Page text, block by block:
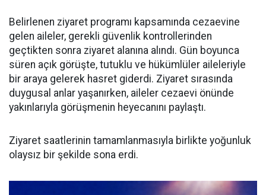
​Belirlenen ziyaret programı kapsamında cezaevine
gelen aileler, gerekli güvenlik kontrollerinden
geçtikten sonra ziyaret alanına alındı. Gün boyunca
süren açık görüşte, tutuklu ve hükümlüler aileleriyle
bir araya gelerek hasret giderdi. Ziyaret sırasında
duygusal anlar yaşanırken, aileler cezaevi önünde
yakınlarıyla görüşmenin heyecanını paylaştı.
​Ziyaret saatlerinin tamamlanmasıyla birlikte yoğunluk
olaysız bir şekilde sona erdi.